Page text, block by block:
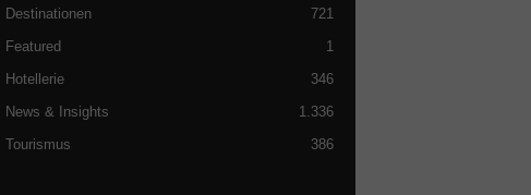
Destinationen
721
Featured
1
Hotellerie
346
News & Insights
1.336
Tourismus
386